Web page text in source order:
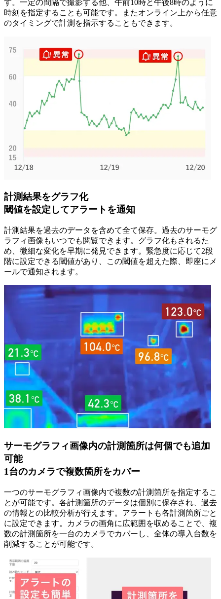
す。一定の間隔で撮影する他、午前10時と午後8時のように
時刻を指定することも可能です。またオンライン上から任意
のタイミングで計測を指示することもできます。
計測結果をグラフ化
閾値を設定してアラートを通知
計測結果を過去のデータを含めて全て保存。過去のサーモグ
ラフィ画像もいつでも閲覧できます。グラフ化もされるた
め、微細な変化を早期に発見できます。緊急度に応じて2段
階に設定できる閾値があり、この閾値を超えた際、即座にメ
ールで通知されます。
サーモグラフィ画像内の計測箇所は何個でも追加
可能
1台のカメラで複数箇所をカバー
一つのサーモグラフィ画像内で複数の計測箇所を指定するこ
とが可能です。各計測箇所のデータは個別に保存され、過去
の情報との比較分析が行えます。アラートも各計測箇所ごと
に設定できます。カメラの画角に広範囲を収めることで、複
数の計測箇所を一台のカメラでカバーし、全体の導入台数を
削減することが可能です。